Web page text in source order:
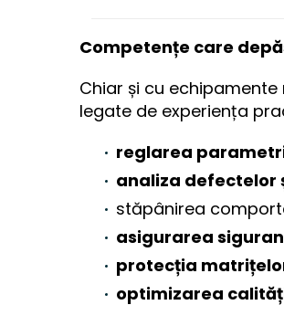
Competențe care
Chiar și cu
legate de experiența
reglarea
analiza defectelor
stăpânirea
asigurarea
protecția
optimizarea